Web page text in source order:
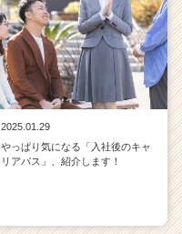
2025.01.29
やっぱり気になる「入社後のキャ
リアパス」、紹介します！